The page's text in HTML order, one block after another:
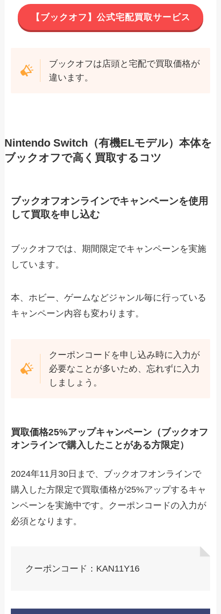
【ブックオフ】公式宅配買取サービス
ブックオフは店頭と宅配で買取価格が
違います。
Nintendo Switch（有機ELモデル）本体を
ブックオフで高く買取するコツ
ブックオフオンラインでキャンペーンを使用
して買取を申し込む
ブックオフでは、期間限定でキャンペーンを実施
しています。
本、ホビー、ゲームなどジャンル毎に行っている
キャンペーン内容も変わります。
クーポンコードを申し込み時に入力が
必要なことが多いため、忘れずに入力
しましょう。
買取価格25%アップキャンペーン（ブックオフ
オンラインで購入したことがある方限定）
2024年11月30日まで、ブックオフオンラインで
購入した方限定で買取価格が25%アップするキャ
ンペーンを実施中です。クーポンコードの入力が
必須となります。
クーポンコード：KAN11Y16